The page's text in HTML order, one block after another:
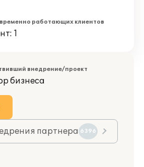
работающих клиентов
1
внедрение/проект
бизнеса
партнера 6396